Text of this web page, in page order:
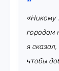
«Никому
городом
я
чтобы